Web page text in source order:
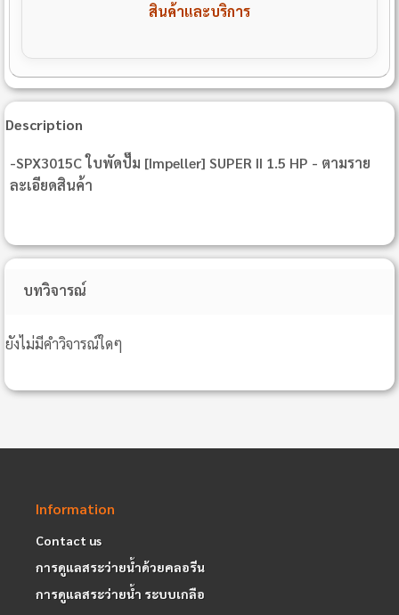
สินค้าและบริการ
Description
-SPX3015C ใบพัดปั๊ม [Impeller] SUPER II 1.5 HP - ตามราย
ละเอียดสินค้า
บทวิจารณ์
ยังไม่มีคำวิจารณ์ใดๆ
Information
Contact us
การดูแลสระว่ายน้ำด้วยคลอรีน
การดูแลสระว่ายน้ำ ระบบเกลือ